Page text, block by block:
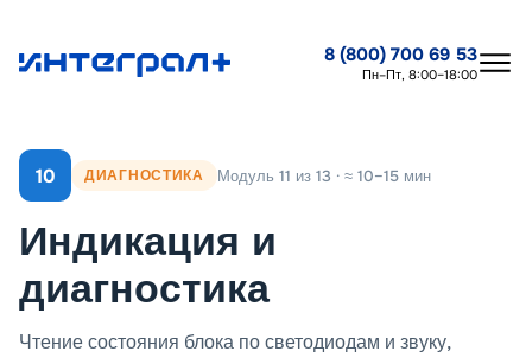
8 (800) 700 69 53
Пн–Пт, 8:00–18:00
10 ДИАГНОСТИКА Модуль 11 из 13 · ≈ 10–15 мин
Индикация и
диагностика
Чтение состояния блока по светодиодам и звуку,